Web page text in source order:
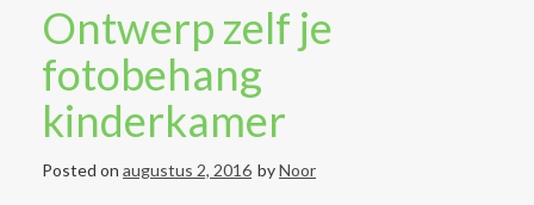
Ontwerp zelf je
fotobehang
kinderkamer
Posted on augustus 2, 2016 byNoor